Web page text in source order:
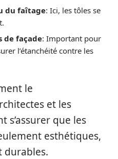
du faîtage: Ici, les tôles se
de façade: Important pour
l’étanchéité contre les
le
et les
s’assurer que les
esthétiques,
durables.